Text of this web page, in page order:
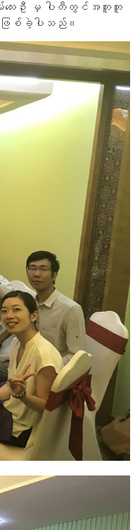
လေးဦး မှ ပါတီတွင်အတူတူ
ဖြစ်ခဲ့ပါသည်။